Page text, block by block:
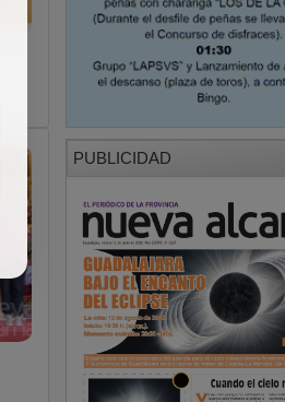
PUBLICIDAD